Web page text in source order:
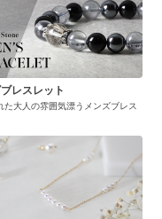
レスレット
た大人の雰囲気漂うメンズブレス